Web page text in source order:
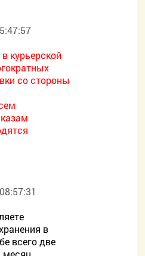
курьерской
со стороны
в
всего две